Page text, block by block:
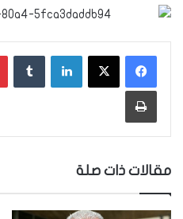
لينكدإن
طباعة
مقالات ذات صلة